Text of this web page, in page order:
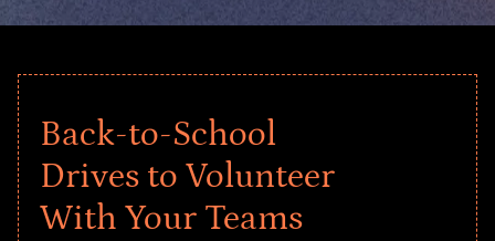
Back-to-School
Drives to Volunteer
With Your Teams